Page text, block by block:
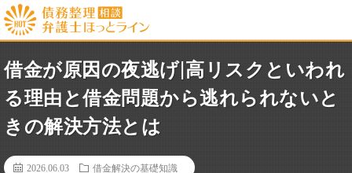
借金が原因の夜逃げ|高リスクといわれ
る理由と借金問題から逃れられないと
きの解決方法とは
2026.06.03 借金解決の基礎知識